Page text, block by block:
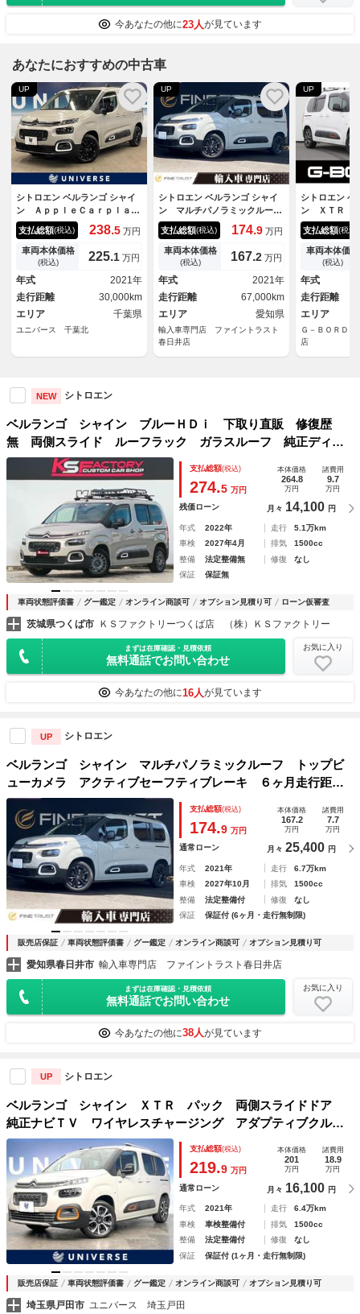
今あなたの他に23人が見ています
あなたにおすすめの中古車
UP
シトロエン ベルランゴ シャイ
ン ＡｐｐｌｅＣａｒｐｌａ
ｙ マルチパノラミックルー
フ アダプティブクルーズコン
トロール ブラインドスポット
モニター フロント・サイド・
バックソナー 純正１６インチ
ブラック塗装アルミ ＥＴＣ
禁煙車
支払総額(税込) 238.5 万円
車両本体価格
(税込) 225.1 万円
年式
2021年
走行距離
30,000km
エリア
千葉県
ユニバース 千葉北
UP
シトロエン ベルランゴ シャイ
ン マルチパノラミックルー
フ トップビューカメラ アク
ティブセーフティブレーキ ６
ヶ月走行距離無制限保証付 デ
ィスプレイオーディオ 禁煙
車 アダプティブクルーズコン
トロール ＢＳＭ ＣａｒＰｌ
ａｙ
支払総額(税込) 174.9 万円
車両本体価格
(税込) 167.2 万円
年式
2021年
走行距離
67,000km
エリア
愛知県
輸入車専門店 ファイントラスト
春日井店
UP
シトロエン ベ
ン ＸＴＲ
ナー 禁煙車
純正８インチ
ラ レーダー
ール ＬＥＤ
ラインドスポ
ＴＣ キーレ
支払総額(税込)
車両本体価格
(税込)
年式
走行距離
エリア
Ｇ－ＢＯＲＤＥ
店
NEW シトロエン
ベルランゴ シャイン ブルーＨＤｉ 下取り直販 修復歴
無 両側スライド ルーフラック ガラスルーフ 純正ディス
プレイオーディオ バックカメラ ＥＴＣ
支払総額(税込)
274.5 万円
本体価格
264.8
万円
諸費用
9.7
万円
残価ローン 月々 14,100 円
年式 2022年 走行
5.1万km
車検
2027年4月 排気
1500cc
整備
法定整備無 修復
なし
保証
保証無
車両状態評価書 グー鑑定 オンライン商談可 オプション見積り可 ローン仮審査
茨城県つくば市 ＫＳファクトリーつくば店 （株）ＫＳファクトリー
まずは在庫確認・見積依頼
無料通話でお問い合わせ
お気に入り
今あなたの他に16人が見ています
UP シトロエン
ベルランゴ シャイン マルチパノラミックルーフ トップビ
ューカメラ アクティブセーフティブレーキ ６ヶ月走行距離
無制限保証付 ディスプレイオーディオ 禁煙車 アダプティ
ブクルーズコントロール ＢＳＭ ＣａｒＰｌａｙ
支払総額(税込)
174.9 万円
本体価格
167.2
万円
諸費用
7.7
万円
通常ローン 月々 25,400 円
年式 2021年 走行
6.7万km
車検
2027年10月 排気
1500cc
整備
法定整備付 修復
なし
保証
保証付 (6ヶ月・走行無制限)
販売店保証 車両状態評価書 グー鑑定 オンライン商談可 オプション見積り可
愛知県春日井市 輸入車専門店 ファイントラスト春日井店
まずは在庫確認・見積依頼
無料通話でお問い合わせ
お気に入り
今あなたの他に38人が見ています
UP シトロエン
ベルランゴ シャイン ＸＴＲ パック 両側スライドドア
純正ナビＴＶ ワイヤレスチャージング アダプティブクルー
ズコントロール アップルカープレイ バックカメラ クリア
ランスソナー ＬＥＤヘッドランプ Ｂｌｕｅｔｏｏｔｈ Ｅ
ＴＣ
支払総額(税込)
219.9 万円
本体価格
201
万円
諸費用
18.9
万円
通常ローン 月々 16,100 円
年式 2021年 走行
6.4万km
車検
車検整備付 排気
1500cc
整備
法定整備付 修復
なし
保証
保証付 (1ヶ月・走行無制限)
販売店保証 車両状態評価書 グー鑑定 オンライン商談可 オプション見積り可
埼玉県戸田市 ユニバース 埼玉戸田